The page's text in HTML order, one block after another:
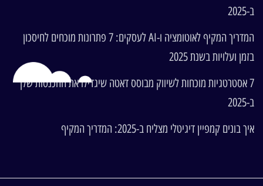
ב-2025
המדריך המקיף לאוטומציה ו-AI לעסקים: 7 פתרונות מוכחים לחיסכון
בזמן ועלויות בשנת 2025
7 אסטרטגיות מוכחות לשיווק מבוסס דאטה שיגדילו את ההכנסות שלך
ב-2025
איך בונים קמפיין דיגיטלי מצליח ב-2025: המדריך המקיף